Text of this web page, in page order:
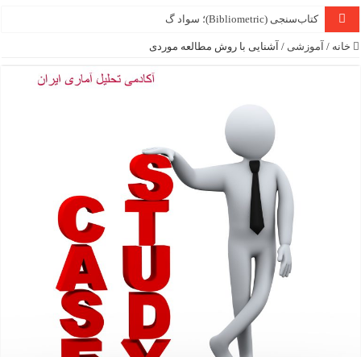
کتاب‌سنجی (Bibliometric)؛ سواد گمشده‌ای که ۷۰
خانه / آموزشی / آشنایی با روش مطالعه موردی